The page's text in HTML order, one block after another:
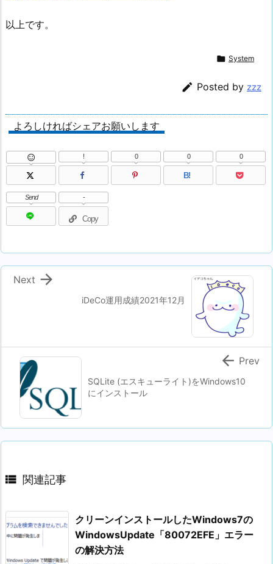
以上です。
 System
 Posted by zzz
よろしければシェアお願いします
 ! 0
B!
0 0
Send
Copy
-
iDeCo運用成績2021年12月

Next
SQLite (エスキューライト)をWindows10
にインストール
 Prev
 関連記事
クリーンインストールしたWindows7の
WindowsUpdate「80072EFE」エラー
の解決方法